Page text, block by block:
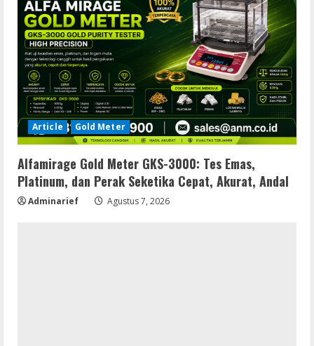
Article Gold Meter
Alfamirage Gold Meter GKS-3000: Tes Emas,
Platinum, dan Perak Seketika Cepat, Akurat, Andal
Adminarief Agustus 7, 2026